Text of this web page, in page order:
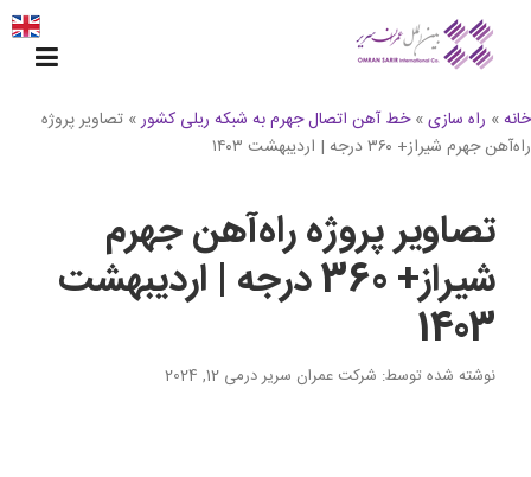
content
خانه» راه سازی»خط آهن اتصال جهرم به شبکه ریلی کشور» تصاویر پروژه
راه‌آهن جهرم شیراز+ ۳۶۰ درجه | اردیبهشت ۱۴۰۳
تصاویر پروژه راه‌آهن جهرم
شیراز+ 360 درجه | اردیبهشت
1403
نوشته شده توسط: شرکت عمران سریردرمی 12, 2024